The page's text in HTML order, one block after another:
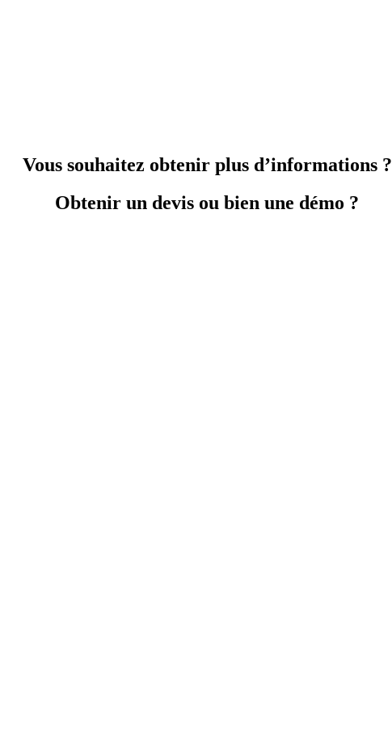
Vous souhaitez obtenir plus d’informations ?
Obtenir un devis ou bien une démo ?